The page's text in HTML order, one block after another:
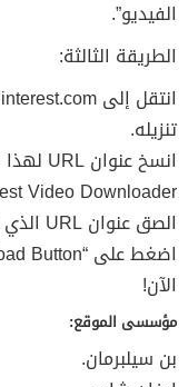
الفيديو”.
الطريقة الثالثة:
تنزيله.
Video Downloader.
الصق عنوان URL الذي نسخته في حقل البحث.
الآن!
مؤسسى الموقع:
بن سيلبرمان.